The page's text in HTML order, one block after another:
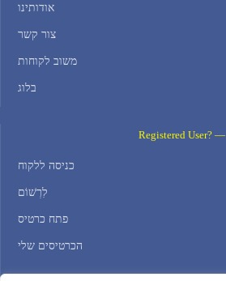
אודותינו
צור קשר
משוב לקוחות
בלוג
Registered User? —
כניסה ללקוח
לִרְשׁוֹם
פתח כרטיס
הכרטיסים שלי